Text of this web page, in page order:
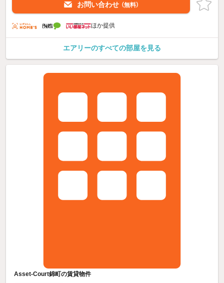
お問い合わせ （無料）
ほか提供
エアリーのすべての部屋を見る
Asset-Court錦町の賃貸物件